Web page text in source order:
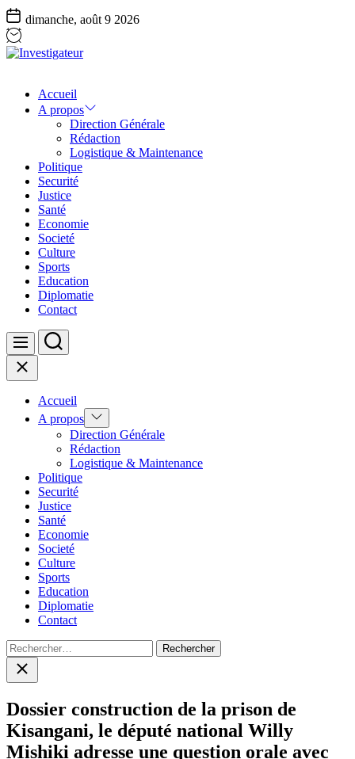
dimanche, août 9 2026
Accueil
A propos
Direction Générale
Rédaction
Logistique & Maintenance
Politique
Securité
Justice
Santé
Economie
Societé
Culture
Sports
Education
Diplomatie
Contact
Menu Search
Close
Accueil
A propos Show
sub
menu
Direction Générale
Rédaction
Logistique & Maintenance
Politique
Securité
Justice
Santé
Economie
Societé
Culture
Sports
Education
Diplomatie
Contact
Rechercher :
Close
search
Dossier construction de la prison de
Kisangani, le député national Willy
Mishiki adresse une question orale avec